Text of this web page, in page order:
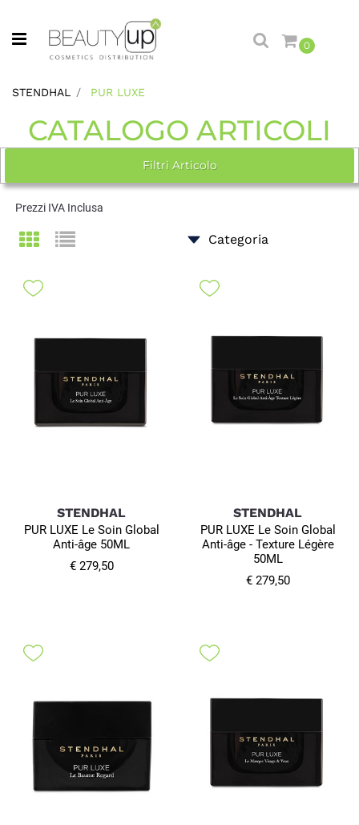
Open menu
0
STENDHAL PUR LUXE
CATALOGO ARTICOLI
Filtri Articolo
Prezzi IVA Inclusa
STENDHAL
PUR LUXE Le Soin Global
Anti-âge 50ML
€ 279,50
STENDHAL
PUR LUXE Le Soin Global
Anti-âge - Texture Légère
50ML
€ 279,50